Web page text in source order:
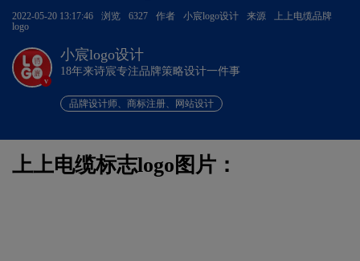
2022-05-20 13:17:46 浏览 6327 作者 小宸logo设计 来源
上上电缆品牌
logo
v
小宸logo设计
18年来诗宸专注品牌策略设计一件事
品牌设计师、商标注册、网站设计
上上电缆标志logo图片：